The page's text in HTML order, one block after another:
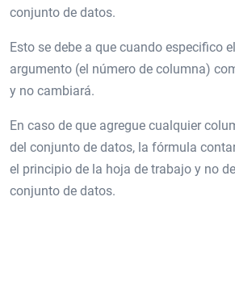
conjunto de datos.
Esto se debe a que cuando especifico
argumento (el número de columna)
y no cambiará.
En caso de que agregue cualquier
del conjunto de datos, la fórmula
el principio de la hoja de trabajo y no
conjunto de datos.